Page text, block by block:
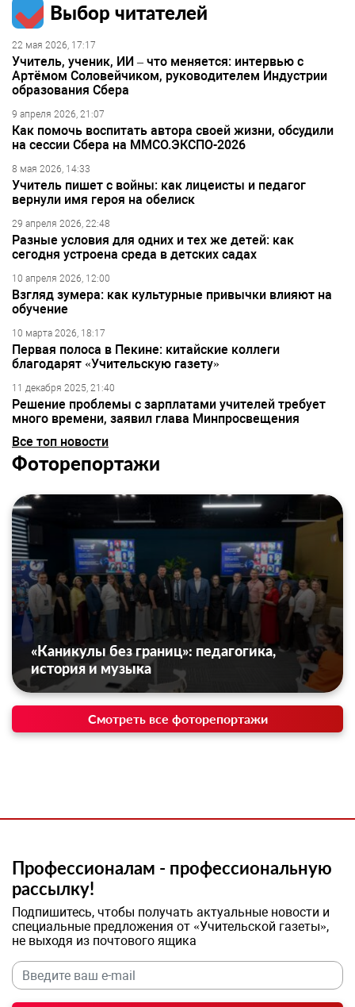
Выбор читателей
22 мая 2026, 17:17
Учитель, ученик, ИИ – что меняется: интервью с
Артёмом Соловейчиком, руководителем Индустрии
образования Сбера
9 апреля 2026, 21:07
Как помочь воспитать автора своей жизни, обсудили
на сессии Сбера на ММСО.ЭКСПО-2026
8 мая 2026, 14:33
Учитель пишет с войны: как лицеисты и педагог
вернули имя героя на обелиск
29 апреля 2026, 22:48
Разные условия для одних и тех же детей: как
сегодня устроена среда в детских садах
10 апреля 2026, 12:00
Взгляд зумера: как культурные привычки влияют на
обучение
10 марта 2026, 18:17
Первая полоса в Пекине: китайские коллеги
благодарят «Учительскую газету»
11 декабря 2025, 21:40
Решение проблемы с зарплатами учителей требует
много времени, заявил глава Минпросвещения
Все топ новости
Фоторепортажи
«Каникулы без границ»: педагогика,
история и музыка
Смотреть все фоторепортажи
Профессионалам - профессиональную
рассылку!
Подпишитесь, чтобы получать актуальные новости и
специальные предложения от «Учительской газеты»,
не выходя из почтового ящика